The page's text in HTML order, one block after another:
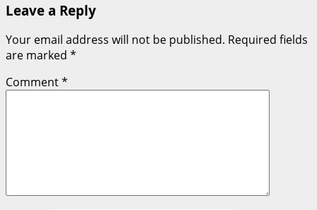
Leave a Reply
Your email address will not be published. Required fields
are marked *
Comment*